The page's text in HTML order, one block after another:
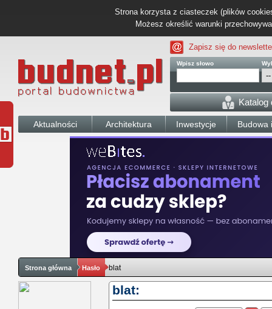
Strona korzysta z ciasteczek (plików
Możesz określić warunki
Zapisz się do
Wpisz słowo
Katalog
Aktualności Architektura Inwestycje Budowa
Strona główna Hasło blat
blat: